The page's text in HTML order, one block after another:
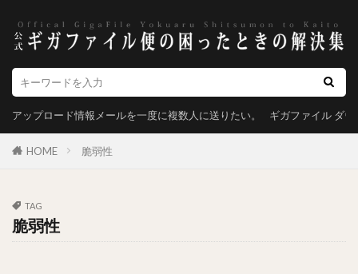
アップロード情報メールを一度に複数人に送りたい。 ギガファイル ダ
HOME 脆弱性
TAG
脆弱性